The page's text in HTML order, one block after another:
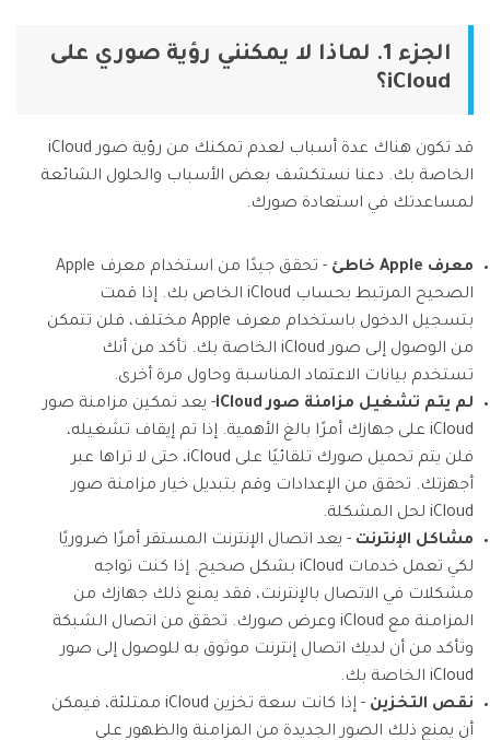
الجزء 1. لماذا لا يمكنني رؤية صوري على
iCloud؟
قد تكون هناك عدة أسباب لعدم تمكنك من رؤية صور iCloud
الخاصة بك. دعنا نستكشف بعض الأسباب والحلول الشائعة
لمساعدتك في استعادة صورك.
معرف Apple خاطئ
- تحقق جيدًا من استخدام معرف Apple
الصحيح المرتبط بحساب iCloud الخاص بك. إذا قمت
بتسجيل الدخول باستخدام معرف Apple مختلف، فلن تتمكن
من الوصول إلى صور iCloud الخاصة بك. تأكد من أنك
تستخدم بيانات الاعتماد المناسبة وحاول مرة أخرى.
لم يتم تشغيل مزامنة صور iCloud
- يعد تمكين مزامنة صور
iCloud على جهازك أمرًا بالغ الأهمية. إذا تم إيقاف تشغيله،
فلن يتم تحميل صورك تلقائيًا على iCloud، حتى لا تراها عبر
أجهزتك. تحقق من الإعدادات وقم بتبديل خيار مزامنة صور
iCloud لحل المشكلة.
مشاكل الإنترنت - يعد اتصال الإنترنت المستقر أمرًا ضروريًا
لكي تعمل خدمات iCloud بشكل صحيح. إذا كنت تواجه
مشكلات في الاتصال بالإنترنت، فقد يمنع ذلك جهازك من
المزامنة مع iCloud وعرض صورك. تحقق من اتصال الشبكة
وتأكد من أن لديك اتصال إنترنت موثوق به للوصول إلى صور
iCloud الخاصة بك.
نقص التخزين
- إذا كانت سعة تخزين iCloud ممتلئة، فيمكن
أن يمنع ذلك الصور الجديدة من المزامنة والظهور على